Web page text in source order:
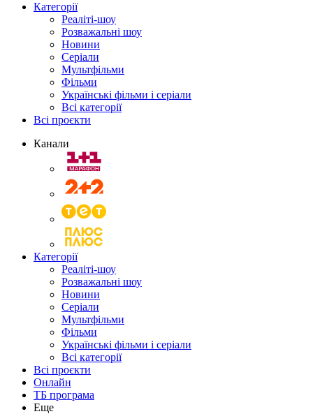
Категорії
Реаліті-шоу
Розважальні шоу
Новини
Серіали
Мультфільми
Фільми
Українські фільми і серіали
Всі категорії
Всі проєкти
Канали
Категорії
Реаліті-шоу
Розважальні шоу
Новини
Серіали
Мультфільми
Фільми
Українські фільми і серіали
Всі категорії
Всі проєкти
Онлайн
ТБ програма
Еще